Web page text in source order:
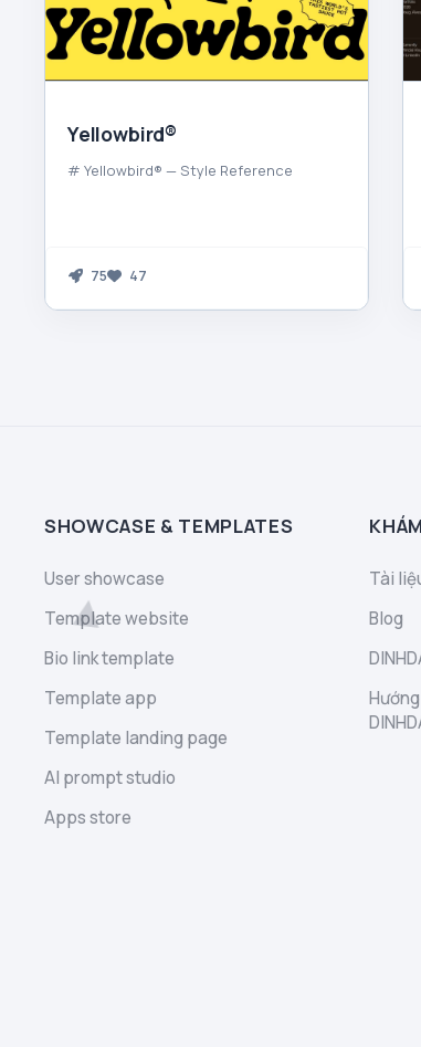
Yellowbird®
# Yellowbird® — Style Reference
75 47
SHOWCASE & TEMPLATES
User showcase
Template website
Bio link template
Template app
Template landing page
AI prompt studio
Apps store
Tài
Blog